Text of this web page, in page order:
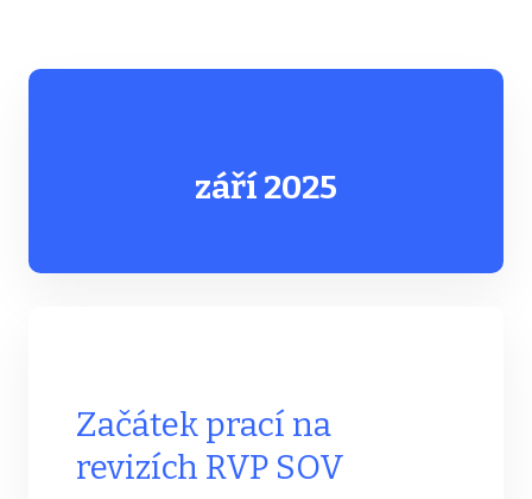
září 2025
Začátek prací na
revizích RVP SOV